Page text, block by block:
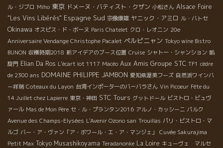
ル・ジブロ Miho 東京 ドメーヌ・バティスト・クザン 小松さん Alsace Foire
"Les Vins Libérés" Espagne Sud 宗像康雄 ヤニック・アミロ ル・バトセ
Okinawa オスピス・ド・ボーヌ Paris Chatelet クロ・レオニン 20e
Anniversaire Vendange Christophe Pacalet ペルピニャン Tokyo wine Bistro
BUNON 収穫時期2018 新アイデアのブース位置 Cruise シャトー・シャンション 凱
旋門 Elian Da Ros L'écart lot 1117 Macéo Aux Amis Groupe STC TF1 cèdre
de 2300 ans DOMAINE PHILIPPE JAMBON 愛知県渥美フーズ 自然派ワインバ
ー祥瑞 Coteaux du Layon 台湾インポーターのバーバラさん Vin Picoeur Fête du
14 Juillet chez Lapierre 東京・神田 STC Tours グットドール ビストロ・ビュヴ
ァール Mas de Mon Père セ・ル・プランタン2016 アルノ・カッシーニ パルク
Avenue des Champs-Elysées L'Avenir Ozono san Trouillas パリ・ビストロ・マ
ルゴ バー・ア・ヴァン「ア・ボワール・エ・ア・マンジェ」
Cuvée Sakurajima
Petit Max Tokyo Musashikoyama Teradanonke La Loire キューヴェ マルセ